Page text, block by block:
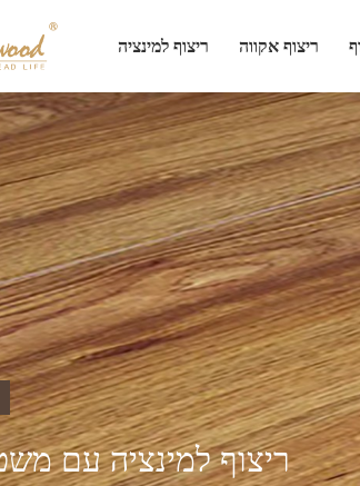
ריצוף למינציה ריצוף אקווה
ריצוף למינציה עם